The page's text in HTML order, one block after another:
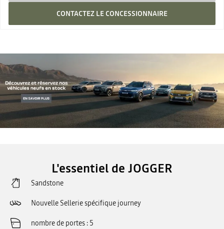
CONTACTEZ LE CONCESSIONNAIRE
L'essentiel de JOGGER
Sandstone
Nouvelle Sellerie spécifique journey
nombre de portes 5